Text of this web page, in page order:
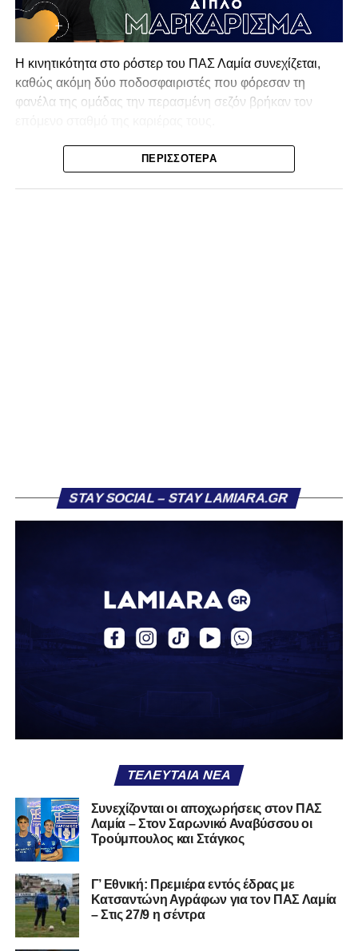
Η κινητικότητα στο ρόστερ του ΠΑΣ Λαμία συνεχίζεται,
καθώς ακόμη δύο ποδοσφαιριστές που φόρεσαν τη
φανέλα της ομάδας την περασμένη σεζόν βρήκαν τον
Ο λόγος για τον Βασίλη Τρούμπουλο και τον Χρυσόστομο
Στάγκο, οι οποίοι θα συνεχίσουν μαζί την ποδοσφαιρική
«Ο Α.Ο. Σαρωνικός Αναβύσσου ανακοινώνει την
περσινή σεζόν πραγματοποίησε γεμάτη χρονιά στη Γ’
Στο παρελθόν αγωνίστηκε στην ΑΕΚ Β’, με την οποία
κατέγραψε 10 συμμετοχές στη Super League 2, καθώς
επίσης σε Εθνικό και Ζάκυνθο. Ξεκίνησε την καριέρα του
στις 26 Σεπτεμβρίου 2021.
Καλωσορίζουμε τον Βασίλη στην οικογένεια του
Σαρωνικού και του ευχόμαστε υγεία και πολλές
επιτυχίες.»
Η ανακοίνωση για τον Χρυσόστομο Στάγκο
ΠΕΡΙΣΣΌΤΕΡΑ
STAY SOCIAL – STAY LAMIARA.GR
ΤΕΛΕΥΤΑΊΑ ΝΈΑ
Συνεχίζονται οι αποχωρήσεις στον ΠΑΣ
Λαμία – Στον Σαρωνικό Αναβύσσου οι
Τρούμπουλος και Στάγκος
Γ’ Εθνική: Πρεμιέρα εντός έδρας με
Κατσαντώνη Αγράφων για τον ΠΑΣ Λαμία
– Στις 27/9 η σέντρα